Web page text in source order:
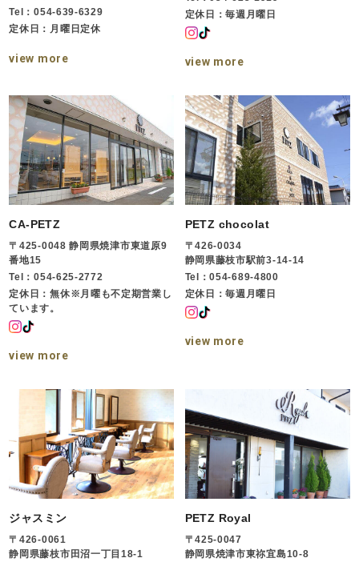
Tel：054-639-6329
定休日：月曜日定休
view more
定休日：毎週月曜日
view more
CA-PETZ
〒425-0048 静岡県焼津市東道原9
番地15
Tel：054-625-2772
定休日：無休※月曜も不定期営業し
ています。
view more
PETZ chocolat
〒426-0034
静岡県藤枝市駅前3-14-14
Tel：054-689-4800
定休日：毎週月曜日
view more
ジャスミン
〒426-0061
静岡県藤枝市田沼一丁目18-1
PETZ Royal
〒425-0047
静岡県焼津市東祢宜島10-8